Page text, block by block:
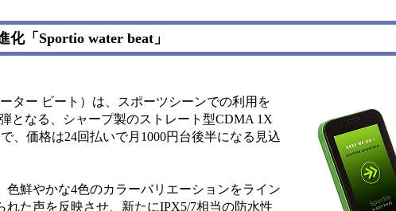
「Sportio water beat」
ター ビート）は、スポーツシーンでの利用を
となる、シャープ製のストレート型CDMA 1X
、価格は24回払いで月1000円台後半になる見込
鮮やかな4色のカラーバリエーションをライン
た声を反映させ、新たにIPX5/7相当の防水性